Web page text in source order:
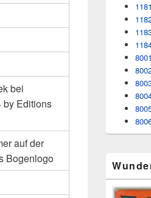
bei
by Editions
auf der
Bogenlogo